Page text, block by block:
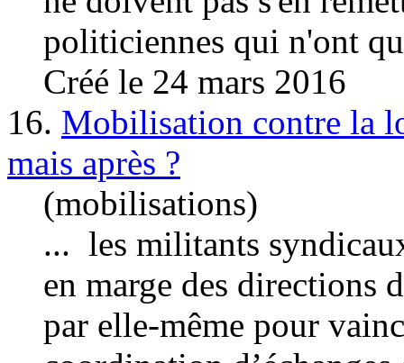
politiciennes qui n'ont
Créé le 24 mars 2016
16. Mobilisation contre la
mais après ?
(mobilisations)
... les militants
en marge des directions
par elle-même pour